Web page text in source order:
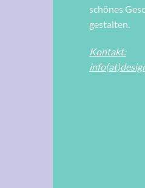
schönes
gestalten.
Kontakt: